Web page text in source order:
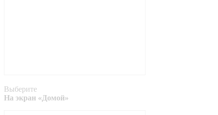
Выберите
На экран «Домой»